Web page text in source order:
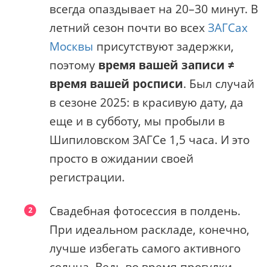
всегда опаздывает на 20–30 минут. В
летний сезон почти во всехЗАГСах
Москвы присутствуют задержки,
поэтому время вашей записи ≠
время вашей росписи. Был случай
в сезоне 2025: в красивую дату, да
еще и в субботу, мы пробыли в
Шипиловском ЗАГСе 1,5 часа. И это
просто в ожидании своей
регистрации.
Свадебная фотосессия в полдень.
При идеальном раскладе, конечно,
лучше избегать самого активного